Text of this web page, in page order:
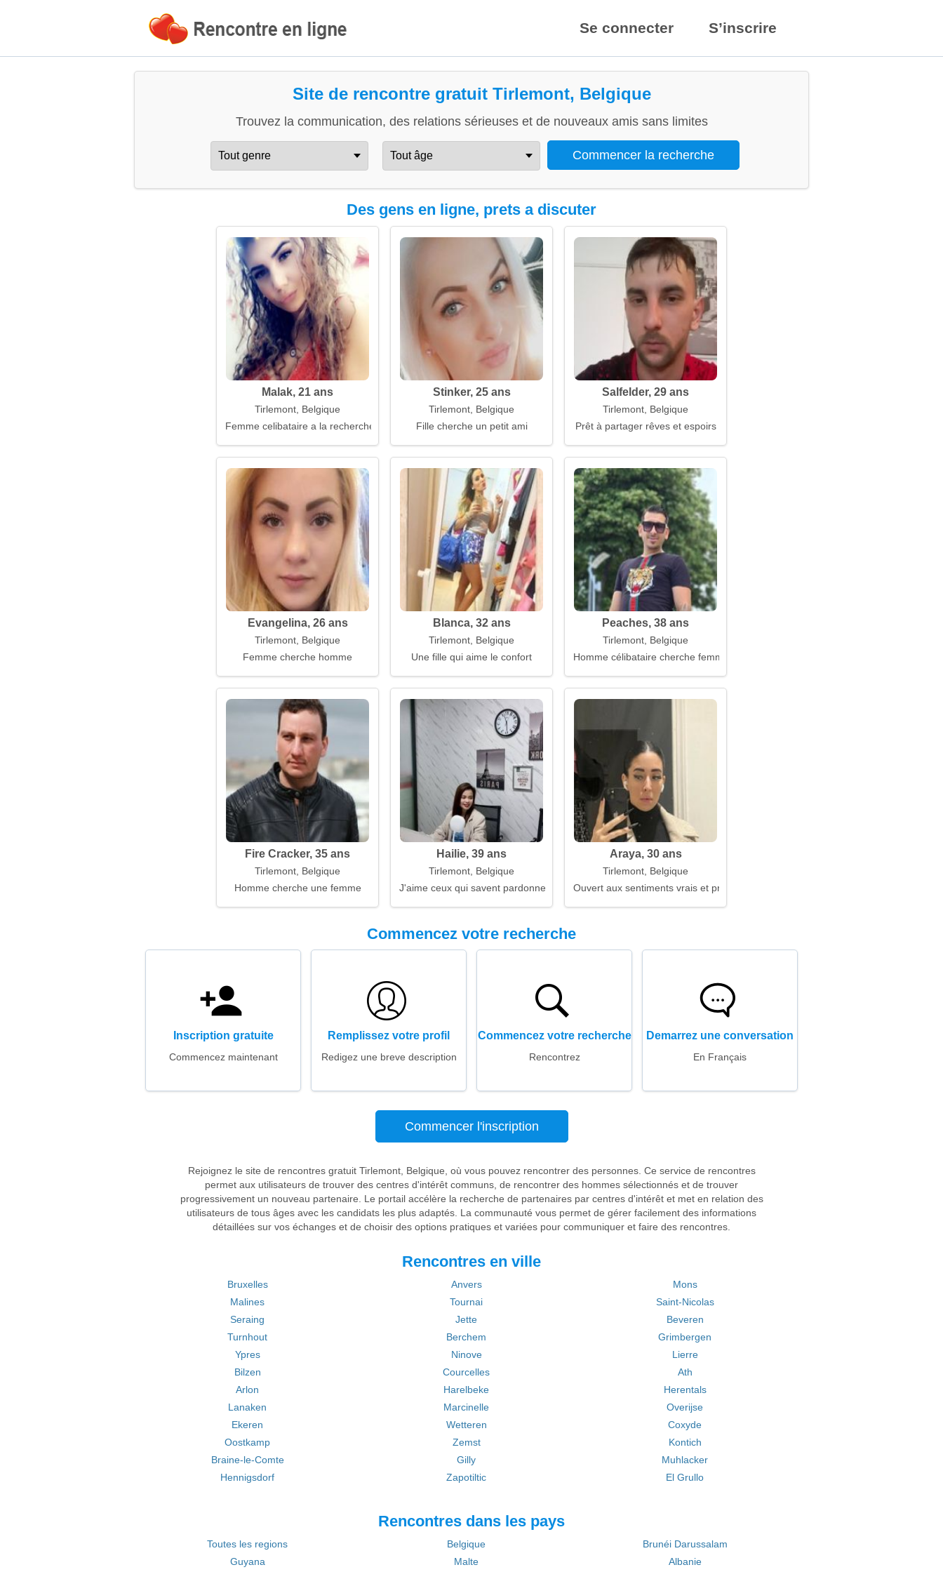
Se connecter S’inscrire
Site de rencontre gratuit Tirlemont, Belgique
Trouvez la communication, des relations sérieuses et de nouveaux amis sans limites
Des gens en ligne, prets a discuter
Malak, 21 ans
Tirlemont, Belgique
Femme celibataire a la recherche d'un mari
Stinker, 25 ans
Tirlemont, Belgique
Fille cherche un petit ami
Salfelder, 29 ans
Tirlemont, Belgique
Prêt à partager rêves et espoirs
Evangelina, 26 ans
Tirlemont, Belgique
Femme cherche homme
Blanca, 32 ans
Tirlemont, Belgique
Une fille qui aime le confort
Peaches, 38 ans
Tirlemont, Belgique
Homme célibataire cherche femme
Fire Cracker, 35 ans
Tirlemont, Belgique
Homme cherche une femme
Hailie, 39 ans
Tirlemont, Belgique
J'aime ceux qui savent pardonner
Araya, 30 ans
Tirlemont, Belgique
Ouvert aux sentiments vrais et profonds
Commencez votre recherche
Inscription gratuite
Commencez maintenant
Remplissez votre profil
Redigez une breve description
Commencez votre recherche
Rencontrez
Demarrez une conversation
En Français
Commencer l'inscription
Rejoignez le site de rencontres gratuit Tirlemont, Belgique, où vous pouvez rencontrer des personnes. Ce service de rencontres
permet aux utilisateurs de trouver des centres d'intérêt communs, de rencontrer des hommes sélectionnés et de trouver
progressivement un nouveau partenaire. Le portail accélère la recherche de partenaires par centres d'intérêt et met en relation des
utilisateurs de tous âges avec les candidats les plus adaptés. La communauté vous permet de gérer facilement des informations
détaillées sur vos échanges et de choisir des options pratiques et variées pour communiquer et faire des rencontres.
Rencontres en ville
Bruxelles Anvers
Mons
Malines
Tournai
Saint-Nicolas
Seraing
Jette
Beveren
Turnhout
Berchem
Grimbergen
Ypres
Ninove
Lierre
Bilzen
Courcelles
Ath
Arlon
Harelbeke
Herentals
Lanaken
Marcinelle
Overijse
Ekeren
Wetteren
Coxyde
Oostkamp
Zemst
Kontich
Braine-le-Comte
Gilly
Muhlacker
Hennigsdorf
Zapotiltic El Grullo
Rencontres dans les pays
Toutes les regions Belgique
Brunéi Darussalam
Guyana
Malte Albanie